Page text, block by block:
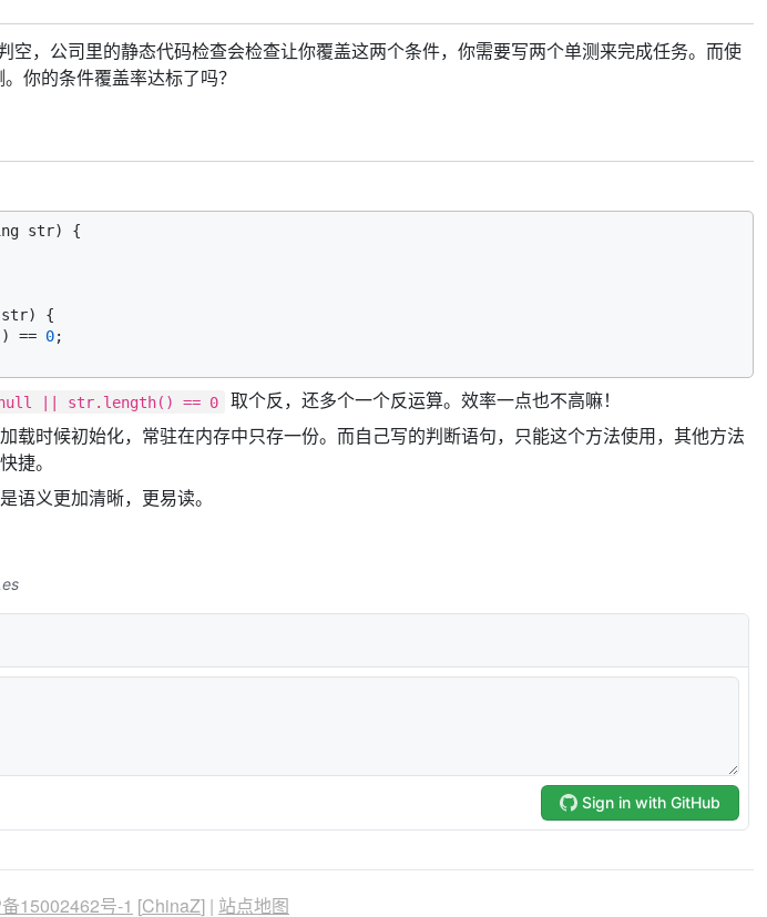
空，公司里的静态代码检查会检查让你覆盖这两个条件，你需要写两个单测来完成任务。而使
你的条件覆盖率达标了吗？
str)
{
{
== 0;
|| str.length() == 0
取个反，还多个一个反运算。效率一点也不高嘛！
载时候初始化，常驻在内存中只存一份。而自己写的判断语句，只能这个方法使用，其他方法
捷。
义更加清晰，更易读。
15002462号-1 [ChinaZ] | 站点地图